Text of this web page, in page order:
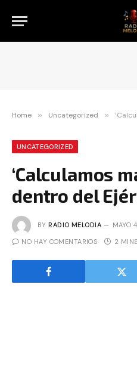
Home » Uncategorized »
UNCATEGORIZED
‘Calculamos
dentro del
BY RADIO MELODIA MAYO
NO HAY COMENTARIOS 2